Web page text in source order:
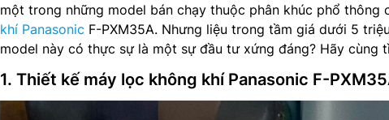
một trong những model bán chạy thuộc phân khúc phổ thông
khí Panasonic F-PXM35A. Nhưng liệu trong tầm giá dưới 5
model này có thực sự là một sự đầu tư xứng đáng? Hãy cùng
1. Thiết kế máy lọc không khí Panasonic F-